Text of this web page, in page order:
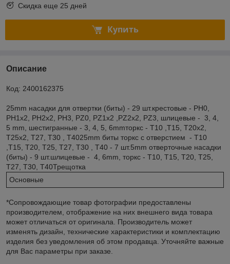
Скидка еще 25 дней
Купить
Описание
Код: 2400162375
25mm насадки для отвертки (биты) - 29 шт.крестовые - PH0,
PH1x2, PH2x2, PH3, PZ0, PZ1x2 ,PZ2x2, PZ3, шлицевые - 3, 4,
5 mm, шестигранные - 3, 4, 5, 6mmторкс - T10 ,T15, T20x2,
T25x2, T27, T30 , T4025mm биты торкс с отверстием - T10
,T15, T20, T25, T27, T30 , T40 - 7 шт.5mm отверточные насадки
(биты) - 9 шт.шлицевые - 4, 6mm, торкс - T10, T15, T20, T25,
T27, T30, T40Трещотка
Основные
*Сопровождающие товар фотографии предоставлены
производителем, отображение на них внешнего вида товара
может отличаться от оригинала. Производитель может
изменять дизайн, технические характеристики и комплектацию
изделия без уведомления об этом продавца. Уточняйте важные
для Вас параметры при заказе.